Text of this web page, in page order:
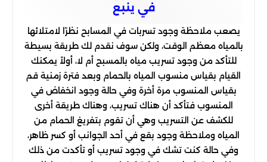
في ينبع
يصعب ملاحظة وجود تسربات في المسابح نظرًا لامتلائها
بالمياه معظم الوقت، ولكن سوف نقدم لك طريقة بسيطة
للتأكد من وجود تسريب مياه بالمسبح أم لا، أولاً يمكنك
القيام بقياس منسوب المياه بالحمام وبعد فترة زمنية قم
بقياس المنسوب مرة أخرة وفي حالة وجود انخفاض في
المنسوب فتأكد أن هناك تسريب، وهناك طريقة أخرى
للكشف عن التسريب وهي أن تقوم بتفريغ الحمام من
المياه وملاحظة وجود بقع في أحد الجوانب أو كسر ظاهر،
وفي حالة كنت تشك في وجود تسريب أو تأكدت من ذلك